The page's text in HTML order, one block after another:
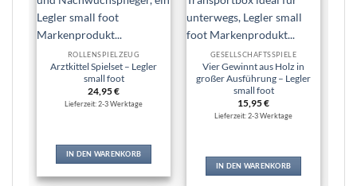
ROLLENSPIELZEUG
Arztkittel Spielset – Legler
small foot
24,95€
Lieferzeit: 2-3 Werktage
IN DEN WARENKORB
GESELLSCHAFTSSPIELE
Vier Gewinnt aus Holz in
großer Ausführung – Legler
small foot
15,95€
Lieferzeit: 2-3 Werktage
IN DEN WARENKORB